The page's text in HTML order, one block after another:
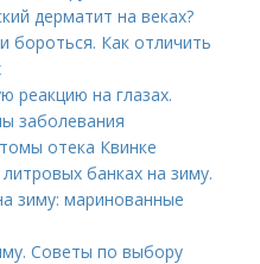
дерматит на веках?
бороться. Как отличить
реакцию на глазах.
заболевания
отека Квинке
банках на зиму.
зиму: маринованные
Советы по выбору